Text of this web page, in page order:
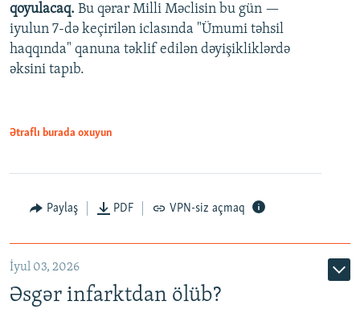
Auto 240p 360p 480p
720p 1080p
480p
720p
qoyulacaq. Bu qərar Milli Məclisin bu gün —
iyulun 7-də keçirilən iclasında "Ümumi təhsil
haqqında" qanuna təklif edilən dəyişikliklərdə
əksini tapıb.
Ətraflı burada oxuyun
Paylaş PDF VPN-siz açmaq
İyul 03, 2026
Əsgər infarktdan ölüb?